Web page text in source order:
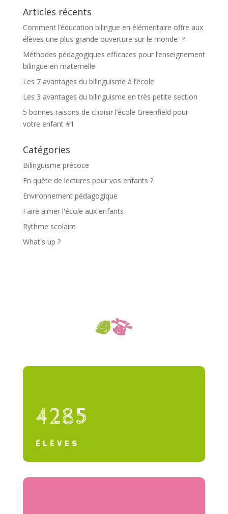
Articles récents
Comment l’éducation bilingue en élémentaire offre aux
élèves une plus grande ouverture sur le monde ?
Méthodes pédagogiques efficaces pour l’enseignement
bilingue en maternelle
Les 7 avantages du bilinguisme à l’école
Les 3 avantages du bilinguisme en très petite section
5 bonnes raisons de choisir l’école Greenfield pour
votre enfant #1
Catégories
Bilinguisme précoce
En quête de lectures pour vos enfants ?
Environnement pédagogique
Faire aimer l'école aux enfants
Rythme scolaire
What's up ?
4285
ÉLÈVES